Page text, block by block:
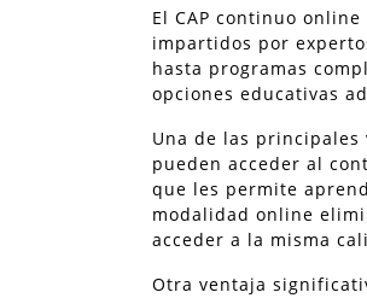
El CAP continuo
impartidos por
hasta programas
opciones educativas
Una de las
pueden acceder al
que les permite
modalidad online
acceder a la misma
Otra ventaja